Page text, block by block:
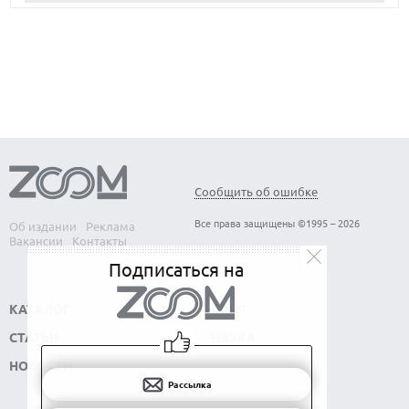
Об издании
Реклама
Вакансии
Контакты
Сообщить об ошибке
Все права защищены ©1995 – 2026
КАТАЛОГ
СТАТЬИ
НОВОСТИ
СОФТ
Подписаться на
Рассылка